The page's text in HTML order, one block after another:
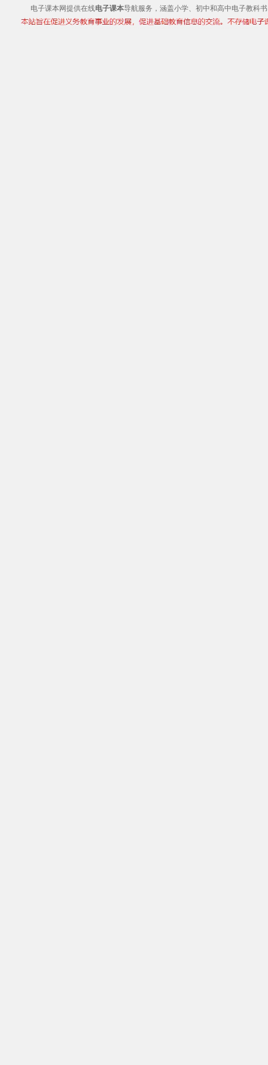
电子课本网提供在线电子课本导航服务，涵盖小学、初中和高中电子教科